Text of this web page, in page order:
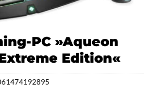
PC »Aqueon
Edition«